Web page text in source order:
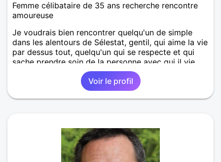
Femme célibataire de 35 ans recherche rencontre
amoureuse
Je voudrais bien rencontrer quelqu'un de simple
dans les alentours de Sélestat, gentil, qui aime la vie
par dessus tout, quelqu'un qui se respecte et qui
sache prendre soin de la personne avec qui il vie.
Voir le profil